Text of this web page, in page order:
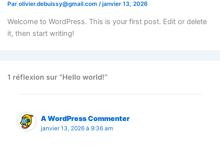
Par olivier.debuissy@gmail.com /janvier 13, 2026
Welcome to WordPress. This is your first post. Edit or delete
it, then start writing!
1 réflexion sur “Hello world!”
A WordPress Commenter
janvier 13, 2026 à 9:36 am